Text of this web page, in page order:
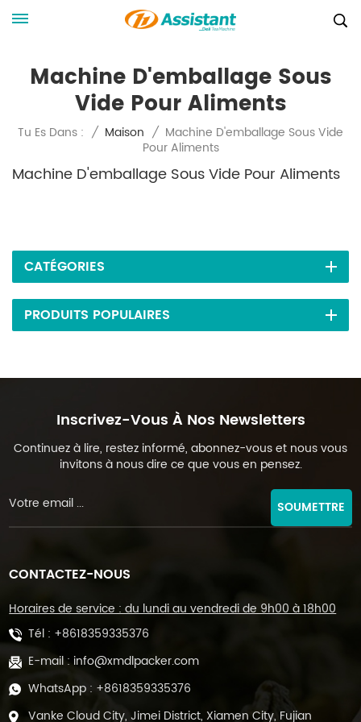
Machine D'emballage Sous
Vide Pour Aliments
Tu Es Dans : / Maison / Machine D'emballage Sous Vide
Pour Aliments
Machine D'emballage Sous Vide Pour Aliments
CATÉGORIES
PRODUITS POPULAIRES
Inscrivez-Vous À Nos Newsletters
Continuez à lire, restez informé, abonnez-vous et nous vous
invitons à nous dire ce que vous en pensez.
SOUMETTRE
CONTACTEZ-NOUS
Horaires de service : du lundi au vendredi de 9h00 à 18h00
Tél : +8618359335376
E-mail : info@xmdlpacker.com
WhatsApp : +8618359335376
Vanke Cloud City, Jimei District, Xiamen City, Fujian